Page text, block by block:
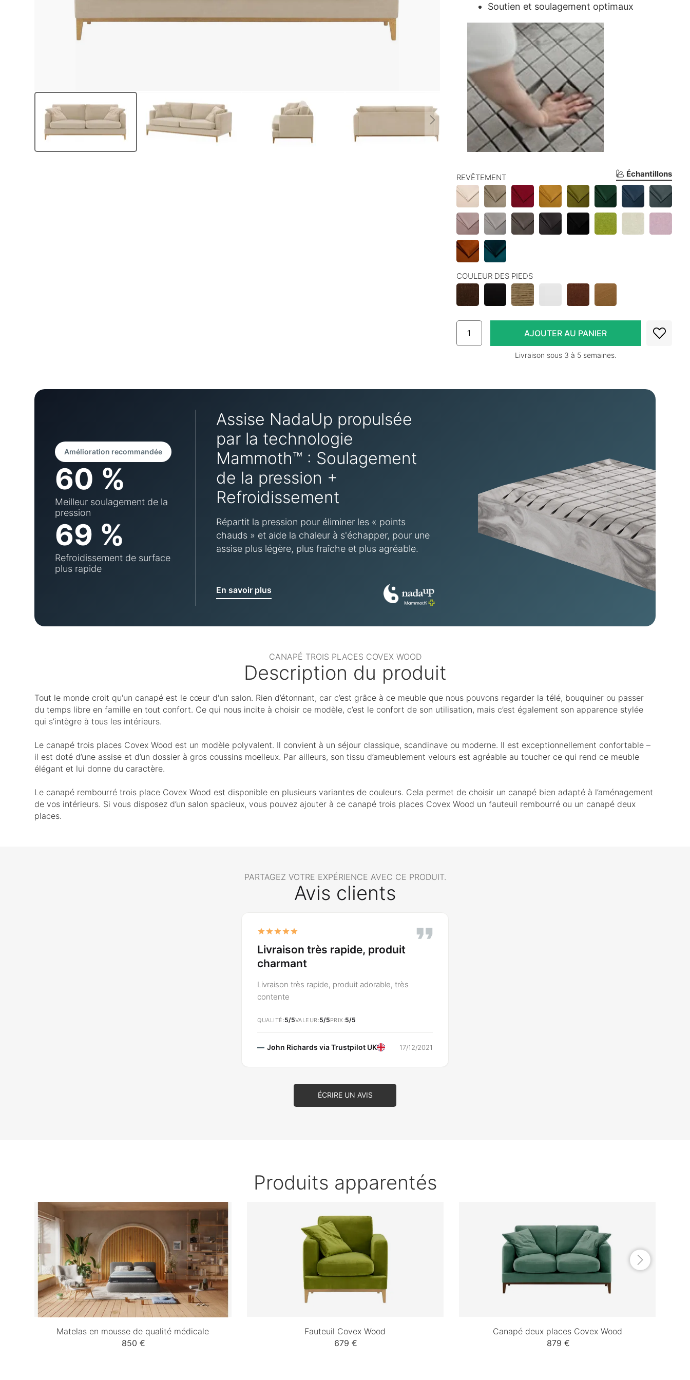
Échantillons
REVÊTEMENT
COULEUR DES PIEDS
Soutien et soulagement optimaux
Livraison sous 3 à 5 semaines.
Amélioration recommandée
60 %
Meilleur soulagement de la
pression
69 %
Refroidissement de surface
plus rapide
Assise NadaUp propulsée
par la technologie
Mammoth™ : Soulagement
de la pression +
Refroidissement
Répartit la pression pour éliminer les « points
chauds » et aide la chaleur à s'échapper, pour une
assise plus légère, plus fraîche et plus agréable.
En savoir plus
CANAPÉ TROIS PLACES COVEX WOOD
Description du produit
Tout le monde croit qu'un canapé est le cœur d'un salon. Rien d’étonnant, car c’est grâce à ce meuble que nous pouvons regarder la télé, bouquiner ou passer
du temps libre en famille en tout confort. Ce qui nous incite à choisir ce modèle, c’est le confort de son utilisation, mais c’est également son apparence stylée
qui s’intègre à tous les intérieurs.
Le canapé trois places Covex Wood est un modèle polyvalent. Il convient à un séjour classique, scandinave ou moderne. Il est exceptionnellement confortable –
il est doté d’une assise et d’un dossier à gros coussins moelleux. Par ailleurs, son tissu d’ameublement velours est agréable au toucher ce qui rend ce meuble
élégant et lui donne du caractère.
Le canapé rembourré trois place Covex Wood est disponible en plusieurs variantes de couleurs. Cela permet de choisir un canapé bien adapté à l’aménagement
de vos intérieurs. Si vous disposez d’un salon spacieux, vous pouvez ajouter à ce canapé trois places Covex Wood un fauteuil rembourré ou un canapé deux
places.
PARTAGEZ VOTRE EXPÉRIENCE AVEC CE PRODUIT.
Avis clients
Livraison très rapide, produit
charmant
Livraison très rapide, produit adorable, très
contente
QUALITÉ 5/5VALEUR 5/5PRIX 5/5
John Richards viaTrustpilot UK 17/12/2021
ÉCRIRE UN AVIS
Produits apparentés
Matelas en mousse de qualité médicale
850 €
Fauteuil Covex Wood
679 €
Canapé deux places Covex Wood
879 €